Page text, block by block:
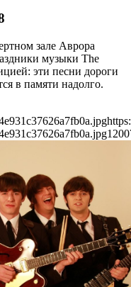
зале Аврора
музыки The
эти песни дороги
в памяти надолго.
1200